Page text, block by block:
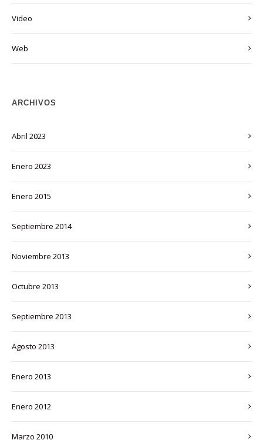
Video
Web
ARCHIVOS
abril 2023
enero 2023
enero 2015
septiembre 2014
noviembre 2013
octubre 2013
septiembre 2013
agosto 2013
enero 2013
enero 2012
marzo 2010